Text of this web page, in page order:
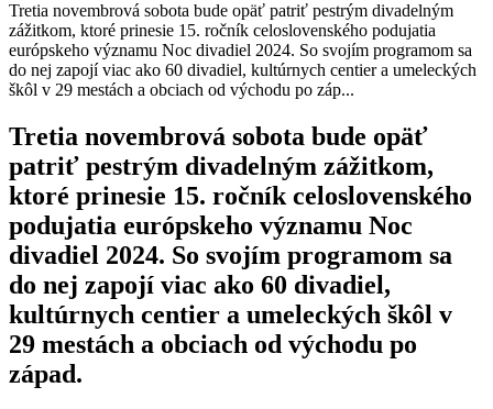
Tretia novembrová sobota bude opäť patriť pestrým divadelným
zážitkom, ktoré prinesie 15. ročník celoslovenského podujatia
európskeho významu Noc divadiel 2024. So svojím programom sa
do nej zapojí viac ako 60 divadiel, kultúrnych centier a umeleckých
škôl v 29 mestách a obciach od východu po záp...
Tretia novembrová sobota bude opäť
patriť pestrým divadelným zážitkom,
ktoré prinesie 15. ročník celoslovenského
podujatia európskeho významu Noc
divadiel 2024. So svojím programom sa
do nej zapojí viac ako 60 divadiel,
kultúrnych centier a umeleckých škôl v
29 mestách a obciach od východu po
západ.